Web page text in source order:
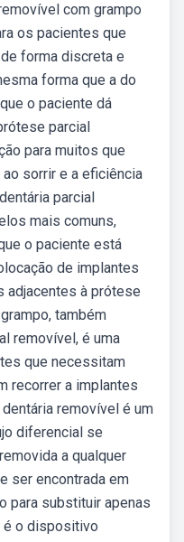
com grampo
os pacientes que
forma discreta e
forma que a do
o paciente dá
parcial
para muitos que
sorrir e a eficiência
parcial
mais comuns,
o paciente está
de implantes
adjacentes à prótese
também
removível, é uma
que necessitam
recorrer a implantes
removível é um
diferencial se
a qualquer
ser encontrada em
para substituir apenas
é o dispositivo